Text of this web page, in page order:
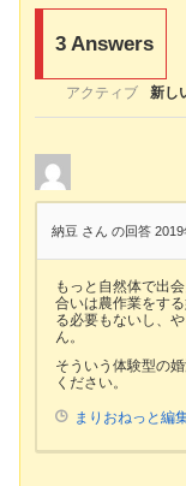
3 Answers
アクティブ 新し
納豆 さん の回答 2019
もっと自然体で出
合いは農作業をす
る必要もないし、
ん。
そういう体験型の
ください。
まりおねっと編